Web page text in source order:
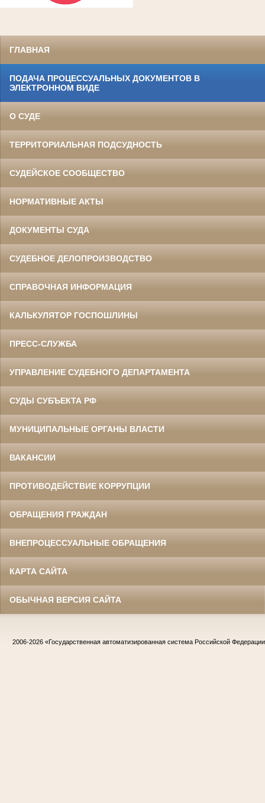
ГЛАВНАЯ
ПОДАЧА ПРОЦЕССУАЛЬНЫХ ДОКУМЕНТОВ В
ЭЛЕКТРОННОМ ВИДЕ
О СУДЕ
ТЕРРИТОРИАЛЬНАЯ ПОДСУДНОСТЬ
СУДЕЙСКОЕ СООБЩЕСТВО
НОРМАТИВНЫЕ АКТЫ
ДОКУМЕНТЫ СУДА
СУДЕБНОЕ ДЕЛОПРОИЗВОДСТВО
СПРАВОЧНАЯ ИНФОРМАЦИЯ
КАЛЬКУЛЯТОР ГОСПОШЛИНЫ
ПРЕСС-СЛУЖБА
УПРАВЛЕНИЕ СУДЕБНОГО ДЕПАРТАМЕНТА
СУДЫ СУБЪЕКТА РФ
МУНИЦИПАЛЬНЫЕ ОРГАНЫ ВЛАСТИ
ВАКАНСИИ
ПРОТИВОДЕЙСТВИЕ КОРРУПЦИИ
ОБРАЩЕНИЯ ГРАЖДАН
ВНЕПРОЦЕССУАЛЬНЫЕ ОБРАЩЕНИЯ
КАРТА САЙТА
ОБЫЧНАЯ ВЕРСИЯ САЙТА
2006-2026 «Государственная автоматизированная система Российской